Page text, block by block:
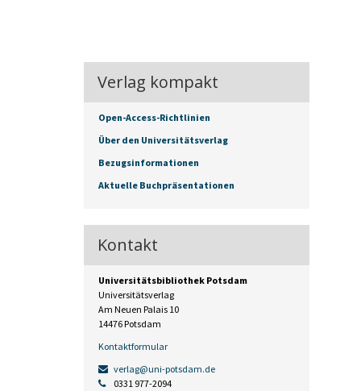
Verlag kompakt
Open-Access-Richtlinien
Über den Universitätsverlag
Bezugsinformationen
Aktuelle Buchpräsentationen
Kontakt
Universitätsbibliothek Potsdam
Universitätsverlag
Am Neuen Palais 10
14476 Potsdam
Kontaktformular
verlag@uni-potsdam.de
0331 977-2094